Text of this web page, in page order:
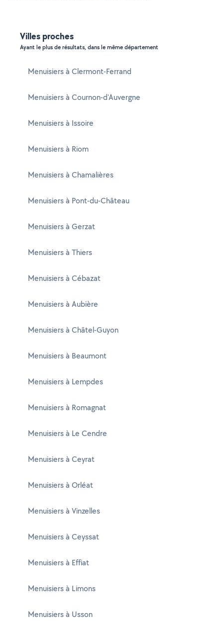
Villes proches
Ayant le plus de résultats, dans le même département
Menuisiers à Clermont-Ferrand
Menuisiers à Cournon-d'Auvergne
Menuisiers à Issoire
Menuisiers à Riom
Menuisiers à Chamalières
Menuisiers à Pont-du-Château
Menuisiers à Gerzat
Menuisiers à Thiers
Menuisiers à Cébazat
Menuisiers à Aubière
Menuisiers à Châtel-Guyon
Menuisiers à Beaumont
Menuisiers à Lempdes
Menuisiers à Romagnat
Menuisiers à Le Cendre
Menuisiers à Ceyrat
Menuisiers à Orléat
Menuisiers à Vinzelles
Menuisiers à Ceyssat
Menuisiers à Effiat
Menuisiers à Limons
Menuisiers à Usson